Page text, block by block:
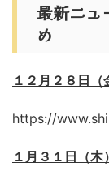
最新ニュ
め
１２月２８日
https://
１月３１日（